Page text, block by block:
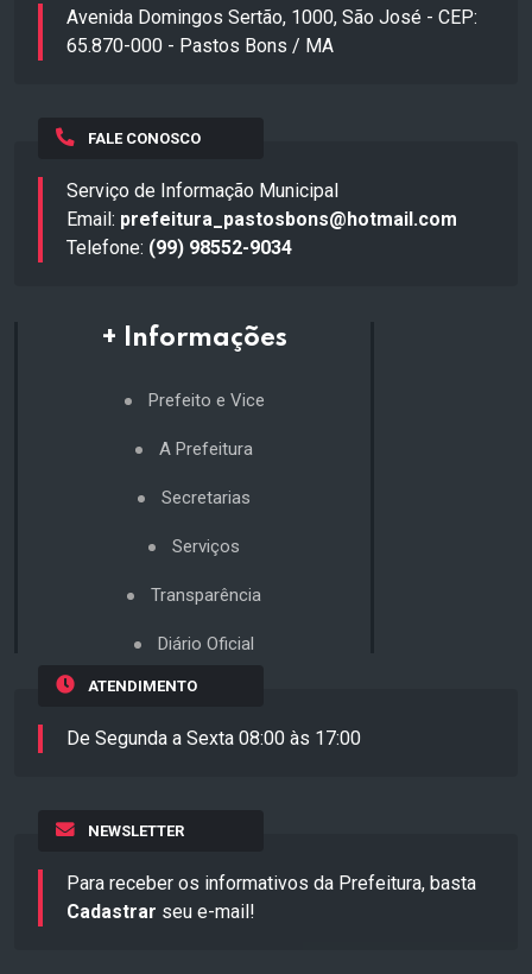
Avenida Domingos Sertão, 1000, São José - CEP:
65.870-000 - Pastos Bons / MA
FALE CONOSCO
Serviço de Informação Municipal
Email: prefeitura_pastosbons@hotmail.com
Telefone: (99) 98552-9034
+ Informações
Prefeito e Vice
A Prefeitura
Secretarias
Serviços
Transparência
Diário Oficial
ATENDIMENTO
De Segunda a Sexta 08:00 às 17:00
NEWSLETTER
Para receber os informativos da Prefeitura, basta
Cadastrar seu e-mail!